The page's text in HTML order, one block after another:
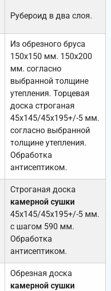
Рубероид в два слоя.
Из обрезного бруса
150х150 мм. 150х200
мм. согласно
выбранной толщине
утепления. Торцевая
доска строганая
45х145/45х195+/-5 мм.
согласно выбранной
толщине утепления.
Обработка
антисептиком.
Строганая доска
камерной сушки
45х145/45х195+/-5 мм.
с шагом 590 мм.
Обработка
антисептиком.
Обрезная доска
камерной сушки